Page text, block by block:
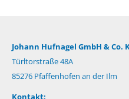
Johann Hufnagel GmbH & Co.
Türltorstraße 48A
85276 Pfaffenhofen an der Ilm
Kontakt: